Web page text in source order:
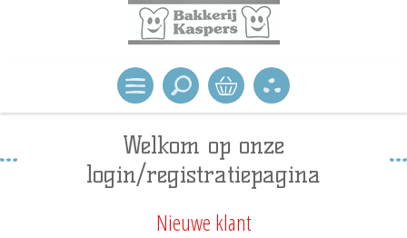
Welkom op onze
login/registratiepagina
Nieuwe klant